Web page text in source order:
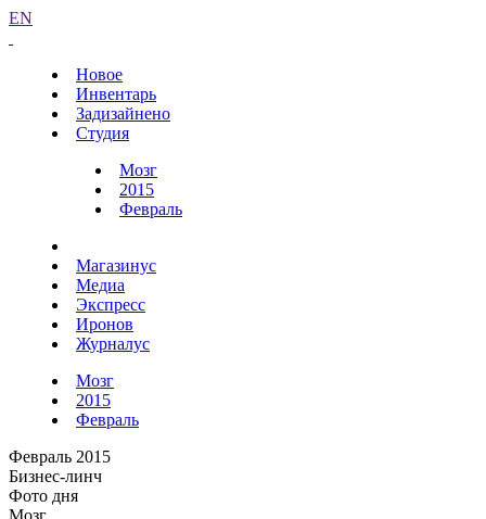
EN
Новое
Инвентарь
Задизайнено
Студия
Мозг
2015
Февраль
Магазинус
Медиа
Экспресс
Иронов
Журналус
Мозг
2015
Февраль
Февраль 2015
Бизнес-линч
Фото дня
Мозг